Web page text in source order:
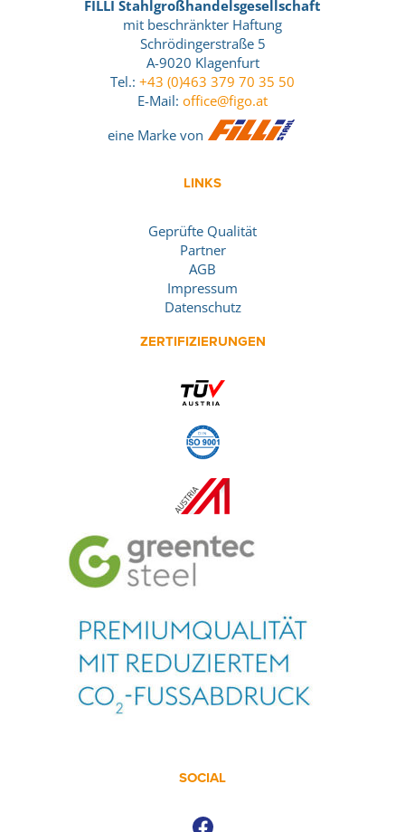
FILLI Stahlgroßhandelsgesellschaft
mit beschränkter Haftung
Schrödingerstraße 5
A-9020 Klagenfurt
Tel.: +43 (0)463 379 70 35 50
E-Mail: office@figo.at
eine Marke von
LINKS
Geprüfte Qualität
Partner
AGB
Impressum
Datenschutz
ZERTIFIZIERUNGEN
SOCIAL